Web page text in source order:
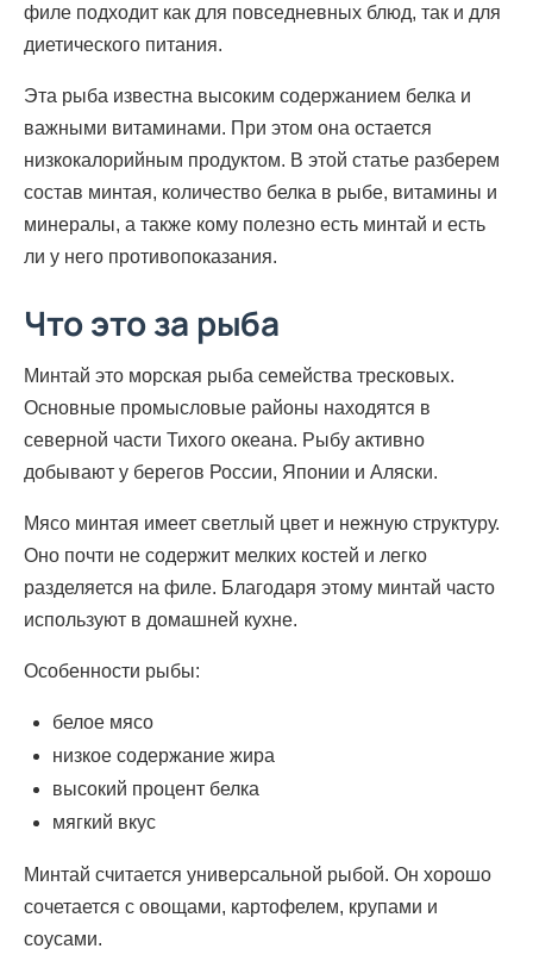
филе подходит как для повседневных блюд, так и для
диетического питания.
Эта рыба известна высоким содержанием белка и
важными витаминами. При этом она остается
низкокалорийным продуктом. В этой статье разберем
состав минтая, количество белка в рыбе, витамины и
минералы, а также кому полезно есть минтай и есть
ли у него противопоказания.
Что это за рыба
Минтай это морская рыба семейства тресковых.
Основные промысловые районы находятся в
северной части Тихого океана. Рыбу активно
добывают у берегов России, Японии и Аляски.
Мясо минтая имеет светлый цвет и нежную структуру.
Оно почти не содержит мелких костей и легко
разделяется на филе. Благодаря этому минтай часто
используют в домашней кухне.
Особенности рыбы:
белое мясо
низкое содержание жира
высокий процент белка
мягкий вкус
Минтай считается универсальной рыбой. Он хорошо
сочетается с овощами, картофелем, крупами и
соусами.